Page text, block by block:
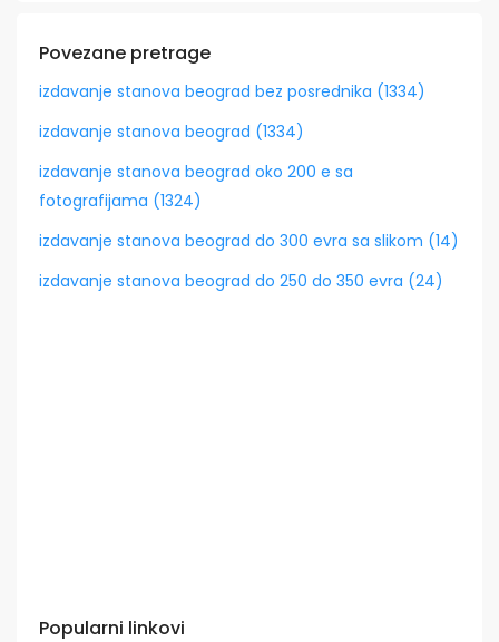
Povezane pretrage
izdavanje stanova beograd bez posrednika (1334)
izdavanje stanova beograd (1334)
izdavanje stanova beograd oko 200 e sa
fotografijama (1324)
izdavanje stanova beograd do 300 evra sa slikom (14)
izdavanje stanova beograd do 250 do 350 evra (24)
Popularni linkovi